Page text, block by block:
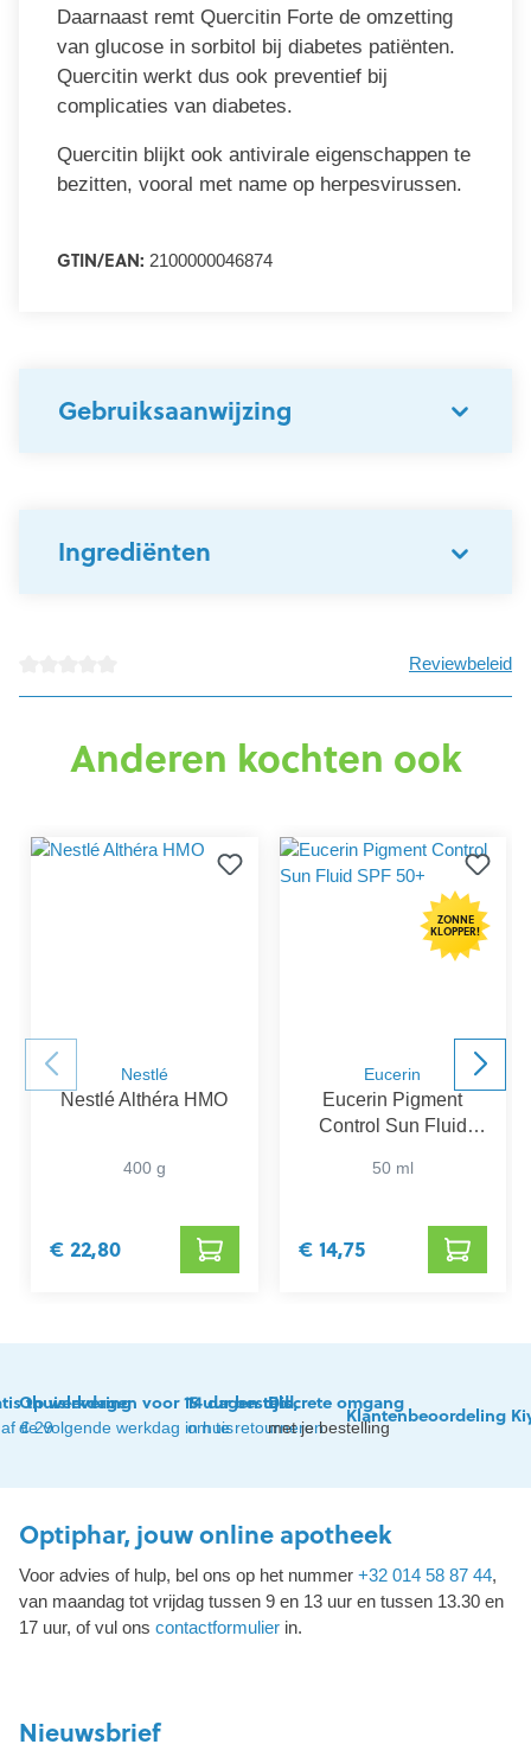
Daarnaast remt Quercitin Forte de omzetting
van glucose in sorbitol bij diabetes patiënten.
Quercitin werkt dus ook preventief bij
complicaties van diabetes.
Quercitin blijkt ook antivirale eigenschappen te
bezitten, vooral met name op herpesvirussen.
GTIN/EAN: 2100000046874
Gebruiksaanwijzing
Ingrediënten
Reviewbeleid
Anderen kochten ook
Nestlé
Nestlé Althéra HMO
400 g
€ 22,80
ZONNE
KLOPPER!
Eucerin
Eucerin Pigment
Control Sun Fluid
50 ml
€ 14,75
thuislevering
€ 29
Op werkdagen voor 15 uur besteld,
de volgende werkdag in huis
14 dagen tijd
om te retourneren
Discrete omgang
met je bestelling
Klantenbeoordeling
Optiphar, jouw online apotheek
Voor advies of hulp, bel ons op het nummer +32 014 58 87 44,
van maandag tot vrijdag tussen 9 en 13 uur en tussen 13.30 en
17 uur, of vul ons contactformulier in.
Nieuwsbrief